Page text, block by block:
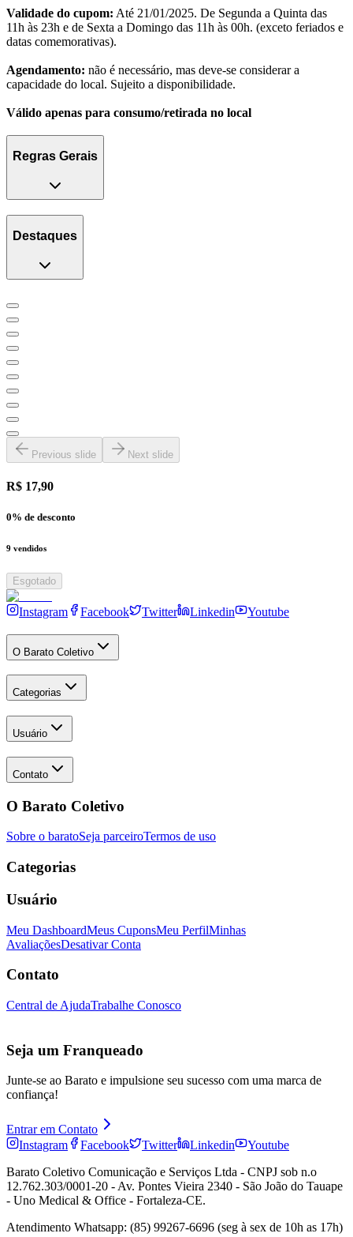
Validade do cupom: Até 21/01/2025. De Segunda a Quinta das
11h às 23h e de Sexta a Domingo das 11h às 00h. (exceto feriados e
datas comemorativas).
Agendamento: não é necessário, mas deve-se considerar a
capacidade do local. Sujeito a disponibilidade.
Válido apenas para consumo/retirada no local
Regras Gerais
Destaques
Previous slide Next slide
R$ 17,90
0% de desconto
9 vendidos
Esgotado
Instagram Facebook Twitter Linkedin Youtube
O Barato Coletivo
Categorias
Usuário
Contato
O Barato Coletivo
Sobre o baratoSeja parceiroTermos de uso
Categorias
Usuário
Meu DashboardMeus CuponsMeu PerfilMinhas
AvaliaçõesDesativar Conta
Contato
Central de AjudaTrabalhe Conosco
Seja um Franqueado
Junte-se ao Barato e impulsione seu sucesso com uma marca de
confiança!
Entrar em Contato
Instagram
Facebook Twitter Linkedin
Youtube
Barato Coletivo Comunicação e Serviços Ltda - CNPJ sob n.o
12.762.303/0001-20 - Av. Pontes Vieira 2340 - São João do Tauape
- Uno Medical & Office - Fortaleza-CE.
Atendimento Whatsapp: (85) 99267-6696 (seg à sex de 10h as 17h)